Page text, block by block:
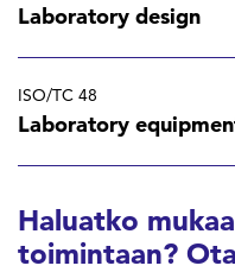
Laboratory design
ISO/TC 48
Laboratory
Haluatko
toimintaan?